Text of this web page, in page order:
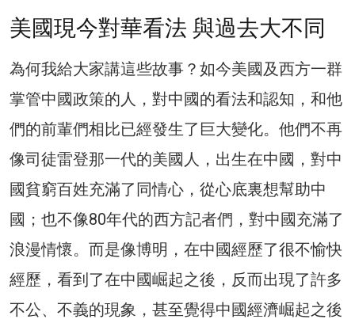
美國現今對華看法 與過去大不同
為何我給大家講這些故事？如今美國及西方一群
掌管中國政策的人，對中國的看法和認知，和他
們的前輩們相比已經發生了巨大變化。他們不再
像司徒雷登那一代的美國人，出生在中國，對中
國貧窮百姓充滿了同情心，從心底裏想幫助中
國；也不像80年代的西方記者們，對中國充滿了
浪漫情懷。而是像博明，在中國經歷了很不愉快
經歷，看到了在中國崛起之後，反而出現了許多
不公、不義的現象，甚至覺得中國經濟崛起之後